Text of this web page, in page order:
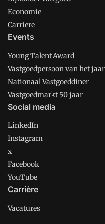
Economie
Carriere
Events
Young Talent Award
Vastgoedpersoon van het jaar
Nationaal Vastgoeddiner
Vastgoedmarkt 50 jaar
Social media
LinkedIn
Instagram
x
Facebook
YouTube
Carrière
Vacatures